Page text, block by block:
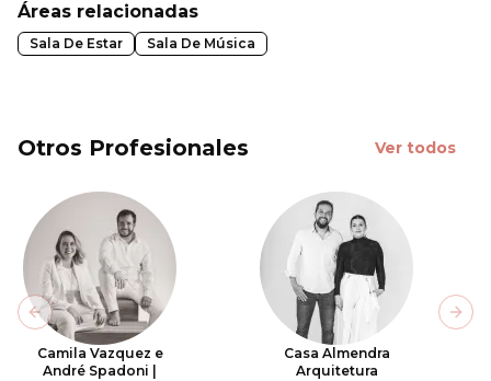
Áreas relacionadas
Sala De Estar Sala De Música
Otros Profesionales Ver todos
Camila Vazquez e
André Spadoni |
Casa Almendra
Arquitetura
Previous slide